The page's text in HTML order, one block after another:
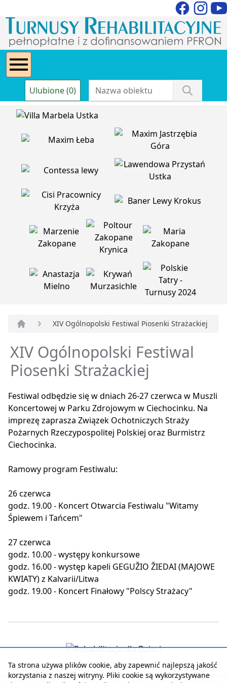
Ulubione (0)
XIV Ogólnopolski Festiwal Piosenki Strażackiej
XIV Ogólnopolski Festiwal
Piosenki Strażackiej
Festiwal odbędzie się w dniach 26-27 czerwca w Muszli
Koncertowej w Parku Zdrojowym w Ciechocinku. Na
imprezę zaprasza Związek Ochotniczych Straży
Pożarnych Rzeczypospolitej Polskiej oraz Burmistrz
Ciechocinka.
Ramowy program Festiwalu:
26 czerwca
godz. 19.00 - Koncert Otwarcia Festiwalu "Witamy
Śpiewem i Tańcem"
27 czerwca
godz. 10.00 - występy konkursowe
godz. 16.00 - występ kapeli GEGUŽIO ŽIEDAI (MAJOWE
KWIATY) z Kalvarii/Litwa
godz. 19.00 - Koncert Finałowy "Polscy Strażacy"
Ta strona używa plików cookie, aby zapewnić najlepszą jakość
korzystania z naszej witryny. Pliki cookie są wykorzystywane